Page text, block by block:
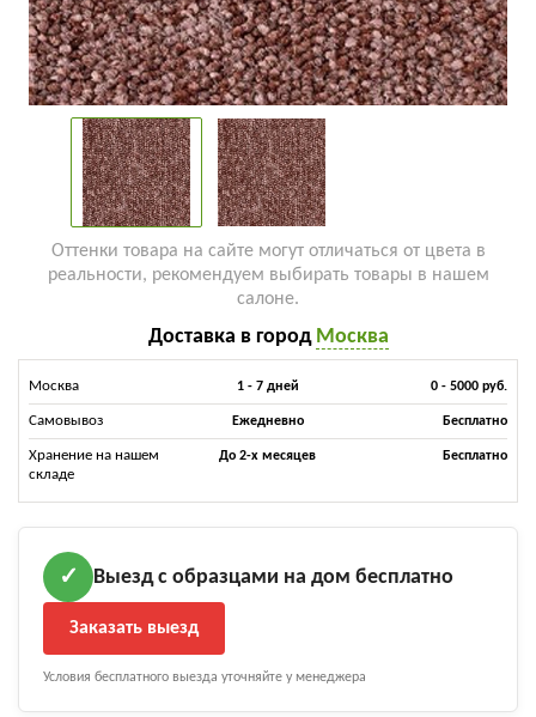
Оттенки товара на сайте могут отличаться от цвета в
реальности, рекомендуем выбирать товары в нашем
салоне.
Доставка в город Москва
Москва 1 - 7 дней 0 - 5000 руб.
Самовывоз Ежедневно Бесплатно
Хранение на нашем
складе
До 2-х месяцев Бесплатно
✓ Выезд с образцами на дом бесплатно
Заказать выезд
Условия бесплатного выезда уточняйте у менеджера